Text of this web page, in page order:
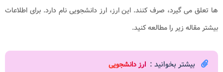
ها تعلق می گیرد، صرف کنند. این ارز، ارز دانشجویی نام دارد. برای اطلاعات
بیشتر مقاله زیر را مطالعه کنید.
بیشتر بخوانید : ارز دانشجویی